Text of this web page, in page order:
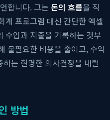
합니다. 그는 돈의 흐름을 직
계 프로그램 대신 간단한 엑셀
수입과 지출을 기록하는 것부
불필요한 비용을 줄이고, 수익
는 현명한 의사결정을 내릴
방법